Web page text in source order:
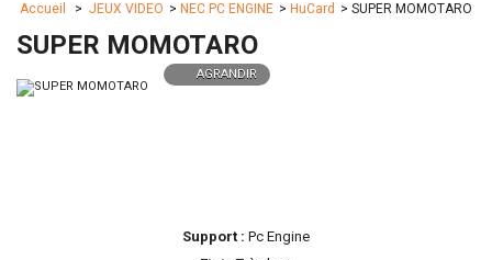
Accueil > JEUX VIDEO > NEC PC ENGINE > HuCard > SUPER MOMOTARO
SUPER MOMOTARO
AGRANDIR
Support : Pc Engine